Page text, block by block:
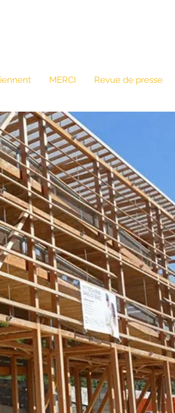
MERCI Revue de presse